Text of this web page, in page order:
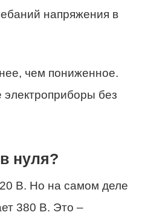
напряжения в
чем пониженное.
электроприборы без
нуля?
В. Но на самом деле
380 В. Это –